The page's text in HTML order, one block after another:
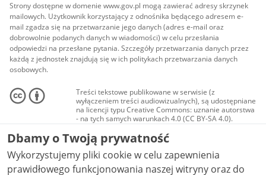
Strony dostępne w domenie www.gov.pl mogą zawierać adresy skrzynek
mailowych. Użytkownik korzystający z odnośnika będącego adresem e-
mail zgadza się na przetwarzanie jego danych (adres e-mail oraz
dobrowolnie podanych danych w wiadomości) w celu przesłania
odpowiedzi na przesłane pytania. Szczegóły przetwarzania danych przez
każdą z jednostek znajdują się w ich politykach przetwarzania danych
osobowych.
Treści tekstowe publikowane w serwisie (z
wyłączeniem treści audiowizualnych), są udostępniane
na licencji typu Creative Commons: uznanie autorstwa
- na tych samych warunkach 4.0 (CC BY-SA 4.0).
Materiały audiowizualne, w tym zdjęcia, materiały
audio i wideo, są udostępniane na licencji typu
Creative Commons: uznanie autorstwa użycie
niekomercyjne - bez utworów zależnych 4.0 (CC BY-
NC-ND 4.0), o ile nie jest to stwierdzone inaczej.
Dbamy o Twoją prywatność
Wykorzystujemy pliki cookie w celu zapewnienia
prawidłowego funkcjonowania naszej witryny oraz do